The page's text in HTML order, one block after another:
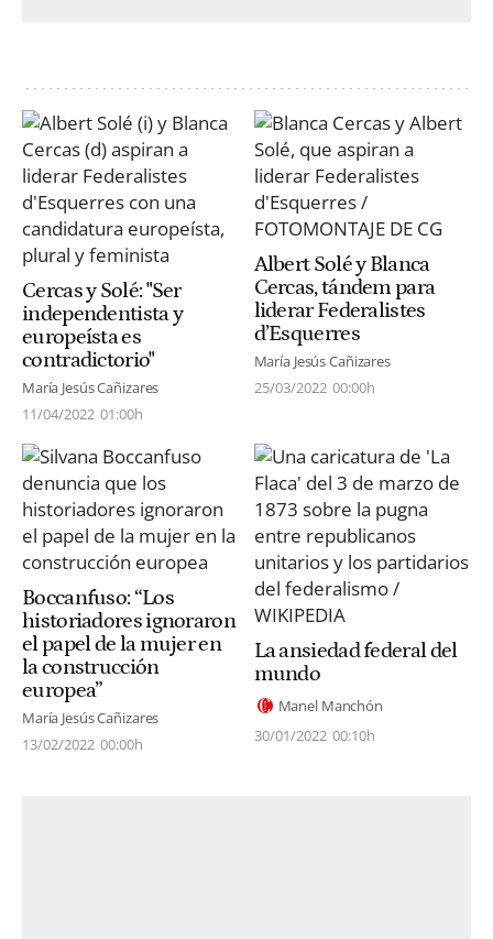
Cercas y Solé: "Ser
independentista y
europeísta es
contradictorio"
María Jesús Cañizares
11/04/2022 01:00h
Albert Solé y Blanca
Cercas, tándem para
liderar Federalistes
d’Esquerres
María Jesús Cañizares
25/03/2022 00:00h
Boccanfuso: “Los
historiadores ignoraron
el papel de la mujer en
la construcción
europea”
María Jesús Cañizares
13/02/2022 00:00h
La ansiedad federal del
mundo
Manel Manchón
30/01/2022 00:10h